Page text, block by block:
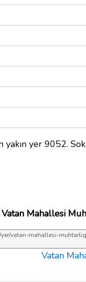
yakın yer 9052.
Vatan Mahallesi
Vatan